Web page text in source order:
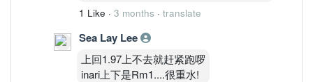
1 Like · 3 months · translate
Sea Lay Lee
上回1.97上不去就赶紧跑啰
inari上下是Rm1....很重水!